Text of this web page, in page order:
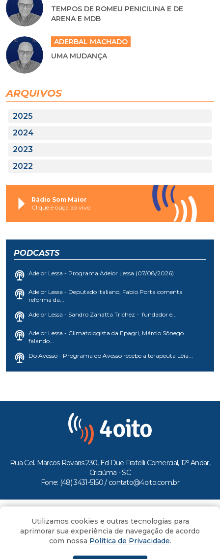
TEMPOS DE ROMEU PENICILINA E DE
ARENA E MDB
ADERBAL MACHADO
UMA MUDANÇA
ARQUIVOS
2025
2024
2023
2022
Rádio Som Maior
Clique e ouça ao vivo
PODCASTS
Adelor Lessa - Programa Adelor Lessa (07/08/2026)
Adelor Lessa - Deputado italiano, Fabio Porta comenta
reforma da...
Adelor Lessa - Sandro Zanatta Trichez - fundador e...
Adelor Lessa - Climatologista da Epagri, Márcio Sônego
falando...
Do Avesso - Programa do Avesso recebe a terapeuta Léia...
Rua Cel. Marcos Rovaris 230, Ed Due Fratelli Comercial, 12º Andar,
Criciúma - SC
Fone: (48) 3431-5150 / contato@4oito.com.br
Todos os direitos reservados ao Portal 4oito
Utilizamos cookies e outras tecnologias para
aprimorar sua experiência de navegação de acordo
com nossa Política de Privacidade.